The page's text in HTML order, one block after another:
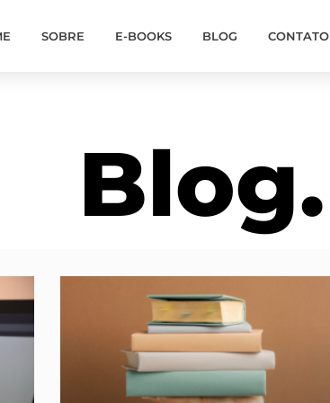
SOBRE E-BOOKS BLOG CONTATO
Blog.